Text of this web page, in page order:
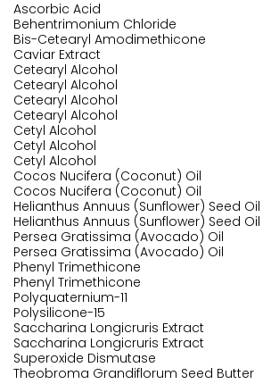
Ascorbic Acid
Behentrimonium Chloride
Bis-Cetearyl Amodimethicone
Caviar Extract
Cetearyl Alcohol
Cetearyl Alcohol
Cetearyl Alcohol
Cetearyl Alcohol
Cetyl Alcohol
Cetyl Alcohol
Cetyl Alcohol
Cocos Nucifera (Coconut) Oil
Cocos Nucifera (Coconut) Oil
Helianthus Annuus (Sunflower) Seed Oil
Helianthus Annuus (Sunflower) Seed Oil
Persea Gratissima (Avocado) Oil
Persea Gratissima (Avocado) Oil
Phenyl Trimethicone
Phenyl Trimethicone
Polyquaternium-11
Polysilicone-15
Saccharina Longicruris Extract
Saccharina Longicruris Extract
Superoxide Dismutase
Theobroma Grandiflorum Seed Butter